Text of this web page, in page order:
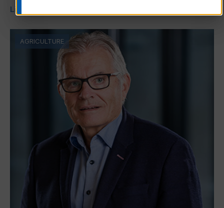
Lire la suite
AGRICULTURE